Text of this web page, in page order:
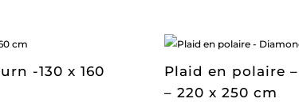
-130 x 160
Plaid en polaire
– 220 x 250 cm